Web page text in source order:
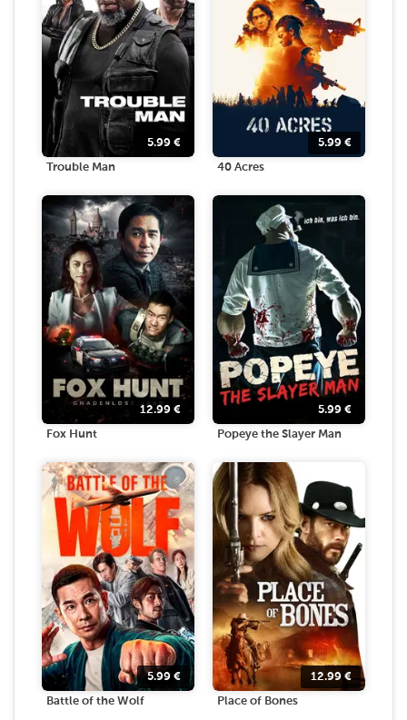
5.99 €
Trouble Man
5.99 €
40 Acres
12.99 €
Fox Hunt
5.99 €
Popeye the Slayer Man
5.99 €
Battle of the Wolf
12.99 €
Place of Bones